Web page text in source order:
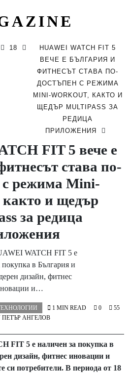
18
HUAWEI WATCH FIT 5
ВЕЧЕ Е БЪЛГАРИЯ И
ФИТНЕСЪТ СТАВА ПО-
ДОСТЪПЕН С РЕЖИМА
MINI-WORKOUT, КАКТО И
ЩЕДЪР MULTIPASS ЗА
РЕДИЦА
ПРИЛОЖЕНИЯ
FIT 5 вече е
става по-
с режима Mini-
и щедър
за редица
WATCH FIT 5 е
покупка в България и
дизайн, фитнес
и…
ПЕТЪР АНГЕЛОВ
1 MIN READ 0 55
FIT 5 е наличен за покупка в
дизайн, фитнес иновации и
си потребители. В периода от 18